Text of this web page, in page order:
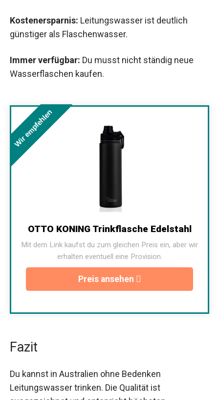
Kostenersparnis: Leitungswasser ist deutlich
günstiger als Flaschenwasser.
Immer verfügbar: Du musst nicht ständig neue
Wasserflaschen kaufen.
Wir empfehlen
OTTO KONING Trinkflasche Edelstahl
Mit dem Link kaufst du zum gleichen Preis ein, aber wir
erhalten eventuell eine Provision.
Preis ansehen
Fazit
Du kannst in Australien ohne Bedenken
Leitungswasser trinken. Die Qualität ist